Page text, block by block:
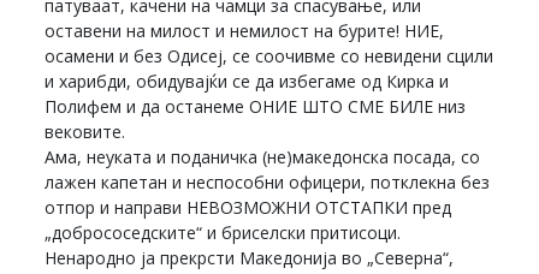
патуваат, качени на чамци за спасување, или
оставени на милост и немилост на бурите! НИЕ,
осамени и без Одисеј, се соочивме со невидени сцили
и харибди, обидувајќи се да избегаме од Кирка и
Полифем и да останеме ОНИЕ ШТО СМЕ БИЛЕ низ
вековите.
Ама, неуката и поданичка (не)македонска посада, со
лажен капетан и неспособни офицери, потклекна без
отпор и направи НЕВОЗМОЖНИ ОТСТАПКИ пред
„добрососедските“ и бриселски притисоци.
Ненародно ја прекрсти Македонија во „Северна“,